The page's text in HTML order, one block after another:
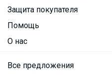
Защита покупателя
Помощь
О нас
Все предложения